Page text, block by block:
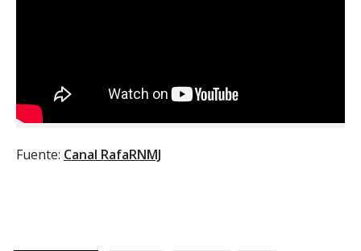
Fuente: Canal RafaRNMJ